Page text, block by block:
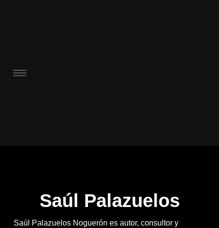
Saúl Palazuelos
Saúl Palazuelos Noguerón es autor, consultor y